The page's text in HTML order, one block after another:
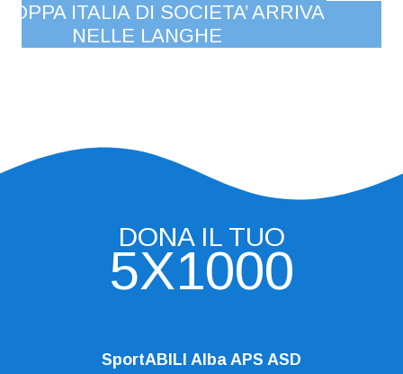
FESTA DEL VOLONTARIO
SPORTABILI ALBA 2026
DONA IL TUO
5X1000
SportABILI Alba APS ASD